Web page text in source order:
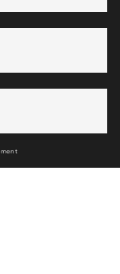
tijdens
09:00 uur weer